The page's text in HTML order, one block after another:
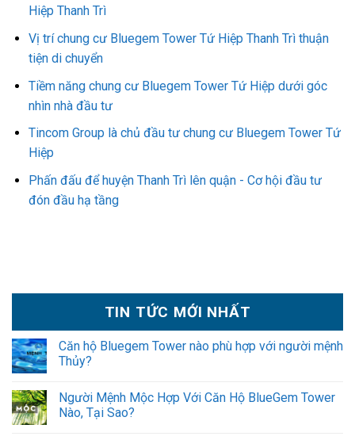
Hiệp Thanh Trì
Vị trí chung cư Bluegem Tower Tứ Hiệp Thanh Trì thuận
tiện di chuyển
Tiềm năng chung cư Bluegem Tower Tứ Hiệp dưới góc
nhìn nhà đầu tư
Tincom Group là chủ đầu tư chung cư Bluegem Tower Tứ
Hiệp
Phấn đấu để huyện Thanh Trì lên quận - Cơ hội đầu tư
đón đầu hạ tầng
TIN TỨC MỚI NHẤT
Căn hộ Bluegem Tower nào phù hợp với người mệnh
Thủy?
Người Mệnh Mộc Hợp Với Căn Hộ BlueGem Tower
Nào, Tại Sao?